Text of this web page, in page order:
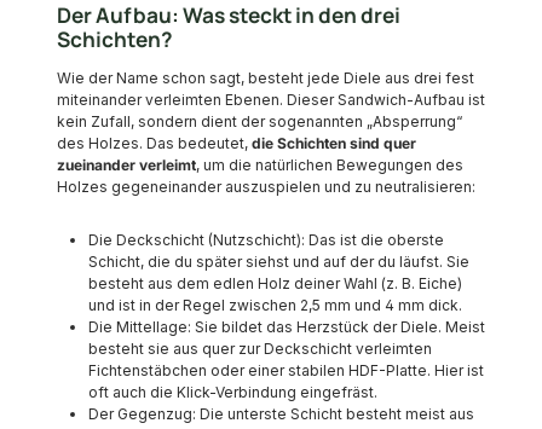
Der Aufbau: Was steckt in den drei
Schichten?
Wie der Name schon sagt, besteht jede Diele aus drei fest
miteinander verleimten Ebenen. Dieser Sandwich-Aufbau ist
kein Zufall, sondern dient der sogenannten „Absperrung“
des Holzes. Das bedeutet, die Schichten sind quer
zueinander verleimt, um die natürlichen Bewegungen des
Holzes gegeneinander auszuspielen und zu neutralisieren:
Die Deckschicht (Nutzschicht): Das ist die oberste
Schicht, die du später siehst und auf der du läufst. Sie
besteht aus dem edlen Holz deiner Wahl (z. B. Eiche)
und ist in der Regel zwischen 2,5 mm und 4 mm dick.
Die Mittellage: Sie bildet das Herzstück der Diele. Meist
besteht sie aus quer zur Deckschicht verleimten
Fichtenstäbchen oder einer stabilen HDF-Platte. Hier ist
oft auch die Klick-Verbindung eingefräst.
Der Gegenzug: Die unterste Schicht besteht meist aus